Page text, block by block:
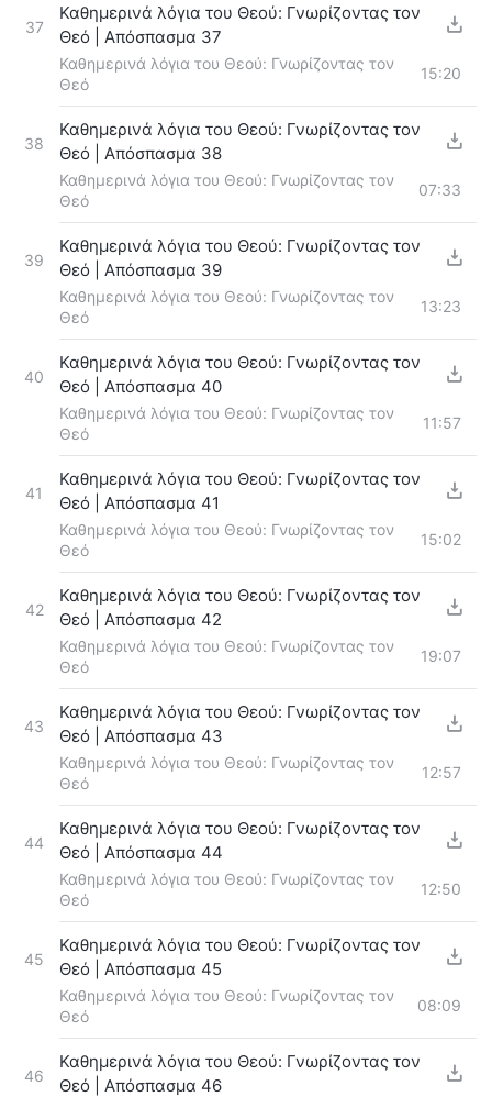
37
Καθημερινά λόγια του Θεού: Γνωρίζοντας τον
Θεό | Απόσπασμα 37
Καθημερινά λόγια του Θεού: Γνωρίζοντας τον
Θεό
15:20
38
Καθημερινά λόγια του Θεού: Γνωρίζοντας τον
Θεό | Απόσπασμα 38
Καθημερινά λόγια του Θεού: Γνωρίζοντας τον
Θεό
07:33
39
Καθημερινά λόγια του Θεού: Γνωρίζοντας τον
Θεό | Απόσπασμα 39
Καθημερινά λόγια του Θεού: Γνωρίζοντας τον
Θεό
13:23
40
Καθημερινά λόγια του Θεού: Γνωρίζοντας τον
Θεό | Απόσπασμα 40
Καθημερινά λόγια του Θεού: Γνωρίζοντας τον
Θεό
11:57
41
Καθημερινά λόγια του Θεού: Γνωρίζοντας τον
Θεό | Απόσπασμα 41
Καθημερινά λόγια του Θεού: Γνωρίζοντας τον
Θεό
15:02
42
Καθημερινά λόγια του Θεού: Γνωρίζοντας τον
Θεό | Απόσπασμα 42
Καθημερινά λόγια του Θεού: Γνωρίζοντας τον
Θεό
19:07
43
Καθημερινά λόγια του Θεού: Γνωρίζοντας τον
Θεό | Απόσπασμα 43
Καθημερινά λόγια του Θεού: Γνωρίζοντας τον
Θεό
12:57
44
Καθημερινά λόγια του Θεού: Γνωρίζοντας τον
Θεό | Απόσπασμα 44
Καθημερινά λόγια του Θεού: Γνωρίζοντας τον
Θεό
12:50
45
Καθημερινά λόγια του Θεού: Γνωρίζοντας τον
Θεό | Απόσπασμα 45
Καθημερινά λόγια του Θεού: Γνωρίζοντας τον
Θεό
08:09
46
Καθημερινά λόγια του Θεού: Γνωρίζοντας τον
Θεό | Απόσπασμα 46